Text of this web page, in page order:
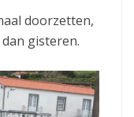
doorzetten,
gisteren.